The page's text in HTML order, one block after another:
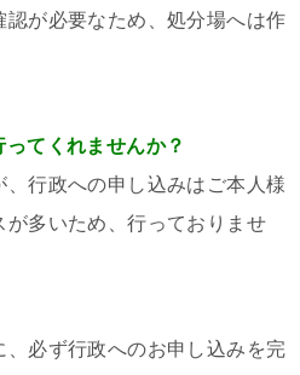
が必要なため、処分場へは作
てくれませんか？
行政への申し込みはご本人様
多いため、行っておりませ
必ず行政へのお申し込みを完